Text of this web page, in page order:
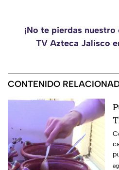
¡No te pierdas
TV Azteca Jalisco
CONTENIDO